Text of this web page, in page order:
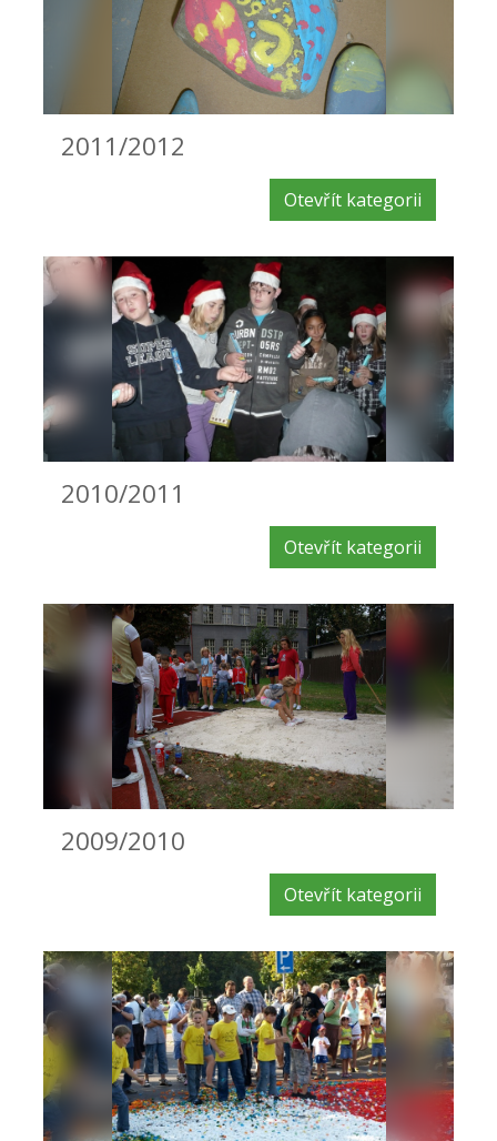
2011/2012
Otevřít kategorii
2010/2011
Otevřít kategorii
2009/2010
Otevřít kategorii